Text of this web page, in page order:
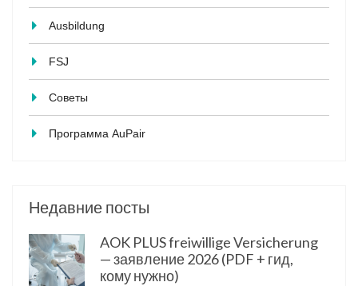
Ausbildung
FSJ
Советы
Программа AuPair
Недавние посты
AOK PLUS freiwillige Versicherung
— заявление 2026 (PDF + гид,
кому нужно)